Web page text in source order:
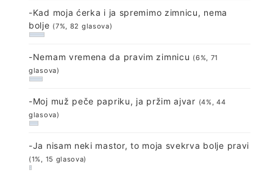
-Kad moja ćerka i ja spremimo zimnicu, nema
bolje (7%, 82 glasova)
-Nemam vremena da pravim zimnicu (6%, 71
glasova)
-Moj muž peče papriku, ja pržim ajvar (4%, 44
glasova)
-Ja nisam neki mastor, to moja svekrva bolje pravi
(1%, 15 glasova)